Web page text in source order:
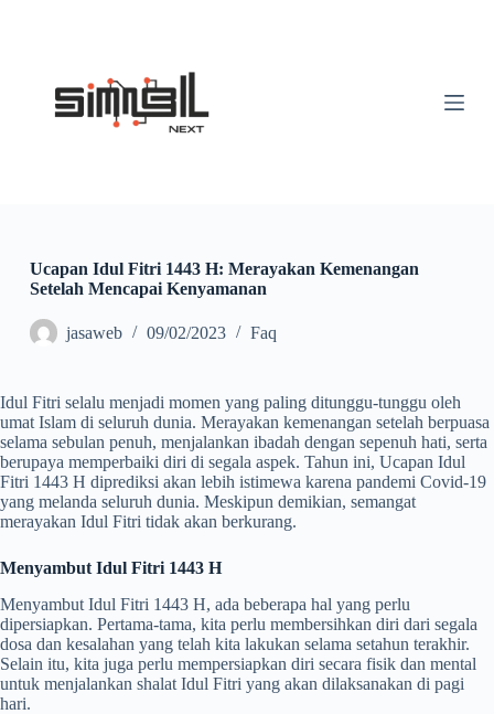
Ucapan Idul Fitri 1443 H: Merayakan Kemenangan
Setelah Mencapai Kenyamanan
jasaweb 09/02/2023 Faq
Idul Fitri selalu menjadi momen yang paling ditunggu-tunggu oleh
umat Islam di seluruh dunia. Merayakan kemenangan setelah berpuasa
selama sebulan penuh, menjalankan ibadah dengan sepenuh hati, serta
berupaya memperbaiki diri di segala aspek. Tahun ini, Ucapan Idul
Fitri 1443 H diprediksi akan lebih istimewa karena pandemi Covid-19
yang melanda seluruh dunia. Meskipun demikian, semangat
merayakan Idul Fitri tidak akan berkurang.
Menyambut Idul Fitri 1443 H
Menyambut Idul Fitri 1443 H, ada beberapa hal yang perlu
dipersiapkan. Pertama-tama, kita perlu membersihkan diri dari segala
dosa dan kesalahan yang telah kita lakukan selama setahun terakhir.
Selain itu, kita juga perlu mempersiapkan diri secara fisik dan mental
untuk menjalankan shalat Idul Fitri yang akan dilaksanakan di pagi
hari.